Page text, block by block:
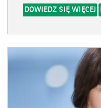
DOWIEDZ SIĘ WIĘCEJ